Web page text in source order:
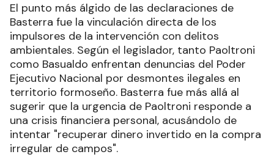
El punto más álgido de las declaraciones de
Basterra fue la vinculación directa de los
impulsores de la intervención con delitos
ambientales. Según el legislador, tanto Paoltroni
como Basualdo enfrentan denuncias del Poder
Ejecutivo Nacional por desmontes ilegales en
territorio formoseño. Basterra fue más allá al
sugerir que la urgencia de Paoltroni responde a
una crisis financiera personal, acusándolo de
intentar "recuperar dinero invertido en la compra
irregular de campos".